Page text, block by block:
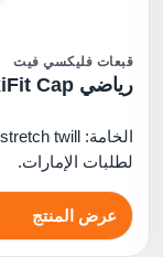
قبعات فليكسي فيت
رياضي FlexiFit Cap الإمارات
لطلبات الإمارات.
عرض المنتج